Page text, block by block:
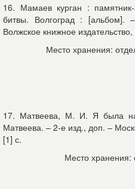
16. Мамаев курган :
битвы. Волгоград :
Волжское книжное
Место хранения:
17. Матвеева, М. И. Я была
Матвеева. – 2-е изд., доп. –
[1] с.
Место хранения: